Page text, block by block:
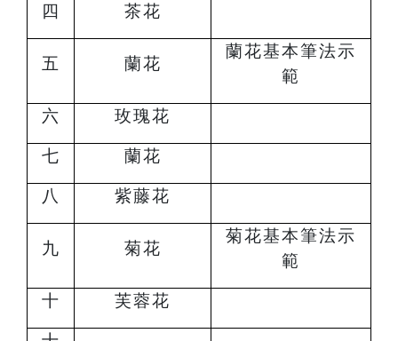
四 茶花
五 蘭花
蘭花基本筆法示
範
六 玫瑰花
七 蘭花
八 紫藤花
九 菊花
菊花基本筆法示
範
十 芙蓉花